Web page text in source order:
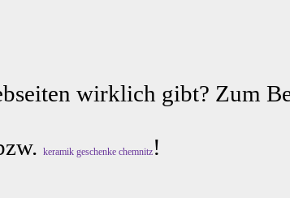
wirklich gibt? Zum
keramik geschenke chemnitz !